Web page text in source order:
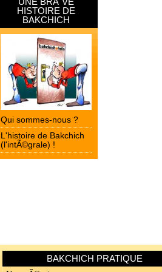
HISTOIRE DE
BAKCHICH
Qui sommes-nous ?
L'histoire de Bakchich
(l'intÃ©grale) !
BAKCHICH PRATIQUE